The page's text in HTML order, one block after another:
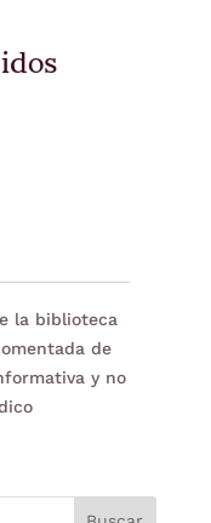
la biblioteca
de
y no